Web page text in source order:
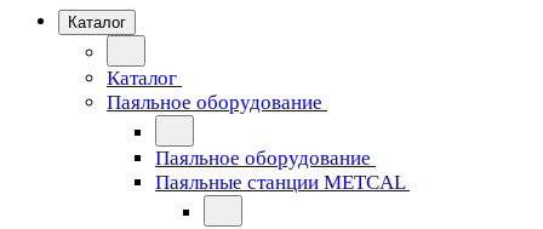
Каталог
Каталог
Паяльное оборудование
Паяльное оборудование
Паяльные станции METCAL